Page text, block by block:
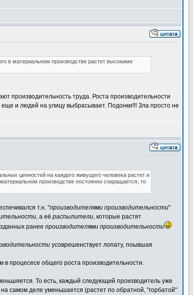
в материальном производстве растет высокими
производительность труда. Роста производительности
и людей на улицу выбрасывает. Подонки!!! Зла просто не
ценностей на каждого живущего человека растет и
производстве постоянно сокращается, то
т.н. "производителями производительности"
, а её распылители, которые растят
ранее производителями производительности
усоврешенствует лопату, поывшая
процесесе общего роста производительности.
То есть, каждый следующий производитель уже
самом деле уменьшается (растет по обратной, "горбатой"